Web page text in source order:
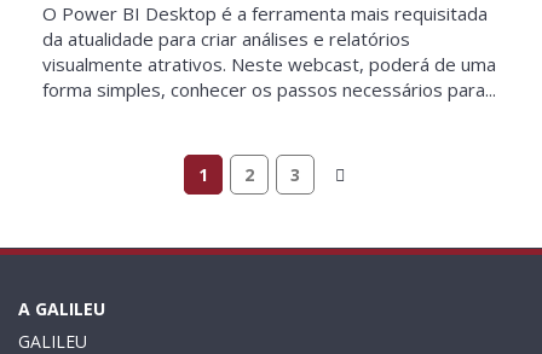
O Power BI Desktop é a ferramenta mais requisitada
da atualidade para criar análises e relatórios
visualmente atrativos. Neste webcast, poderá de uma
forma simples, conhecer os passos necessários para...
1 2 3
A GALILEU
GALILEU